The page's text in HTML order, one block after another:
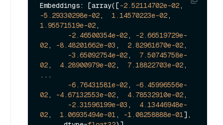
Embeddings: [array([-2.52114702e-02
-5.29330298e-02, 1.14570223e-02
1.95571519e-02,
-2.46500354e-02,
-2.66519729e-
02, -8.48201662e-03 , 2.82961670e-02,
-3.65092754e-02, 7.50745758e-
02, 4.28900979e-02, 7.18822703e-02,
...
-6.76431581e-02,
-6.45996556e-
02, -4.67132553e-02, 4.78532910e-02,
-2.31596199e-03 , 4.13446948e-
02, 1.06935494e-01, -1.08258888e-01],